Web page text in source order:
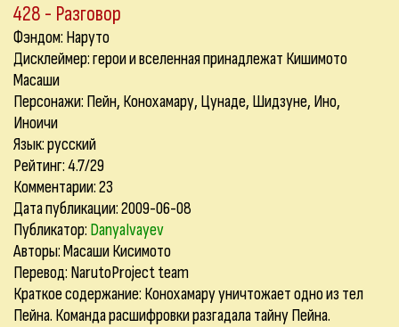
428 - Разговор
Фэндом: Наруто
Дисклеймер: герои и вселенная принадлежат Кишимото
Масаши
Персонажи: Пейн, Конохамару, Цунаде, Шидзуне, Ино,
Иноичи
Язык: русский
Рейтинг: 4.7/29
Комментарии:23
Дата публикации: 2009-06-08
Публикатор: DanyaIvayev
Авторы: Масаши Кисимото
Перевод: NarutoProject team
Краткое содержание: Конохамару уничтожает одно из тел
Пейна. Команда расшифровки разгадала тайну Пейна.